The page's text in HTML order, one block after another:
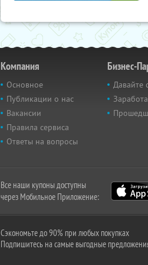
Компания
Основное
Публикации о нас
Вакансии
Правила сервиса
Ответы на вопросы
Бизнес-
Давайте
Все наши купоны доступны
через Мобильное Приложение:
Сэкономьте до 90% при любых покупках
Подпишитесь на самые выгодные